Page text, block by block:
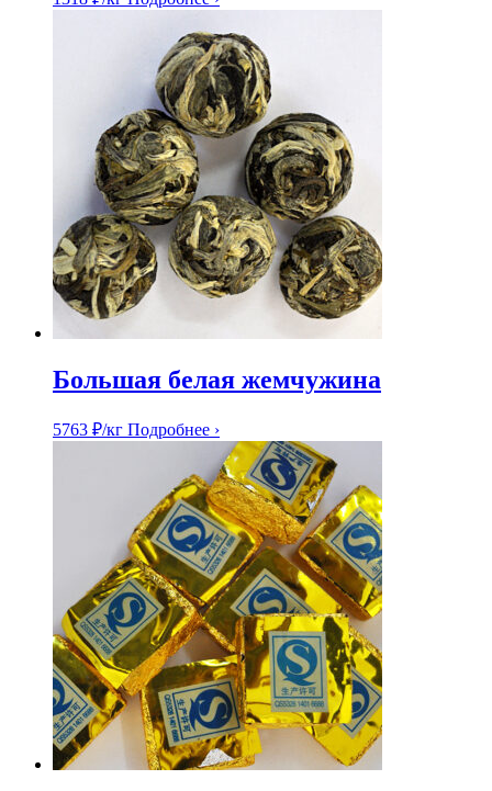
Большая белая жемчужина
5763 ₽/кг Подробнее ›